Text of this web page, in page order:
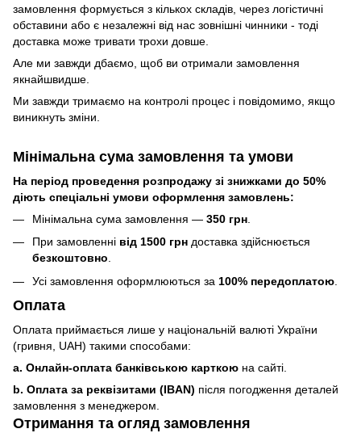
замовлення формується з кількох складів, через логістичні
обставини або є незалежні від нас зовнішні чинники - тоді
доставка може тривати трохи довше.
Але ми завжди дбаємо, щоб ви отримали замовлення
якнайшвидше.
Ми завжди тримаємо на контролі процес і повідомимо, якщо
виникнуть зміни.
Мінімальна сума замовлення та умови
На період проведення розпродажу зі знижками до 50%
діють спеціальні умови оформлення замовлень:
Мінімальна сума замовлення — 350 грн
При замовленні від 1500 грн доставка здійснюється
безкоштовно.
Усі замовлення оформлюються за 100% передоплатою
Оплата
Оплата приймається лише у національній валюті України
(гривня, UAH) такими способами:
a. Онлайн-оплата банківською карткою на сайті.
b. Оплата за реквізитами (IBAN) після погодження деталей
замовлення з менеджером.
Отримання та огляд замовлення